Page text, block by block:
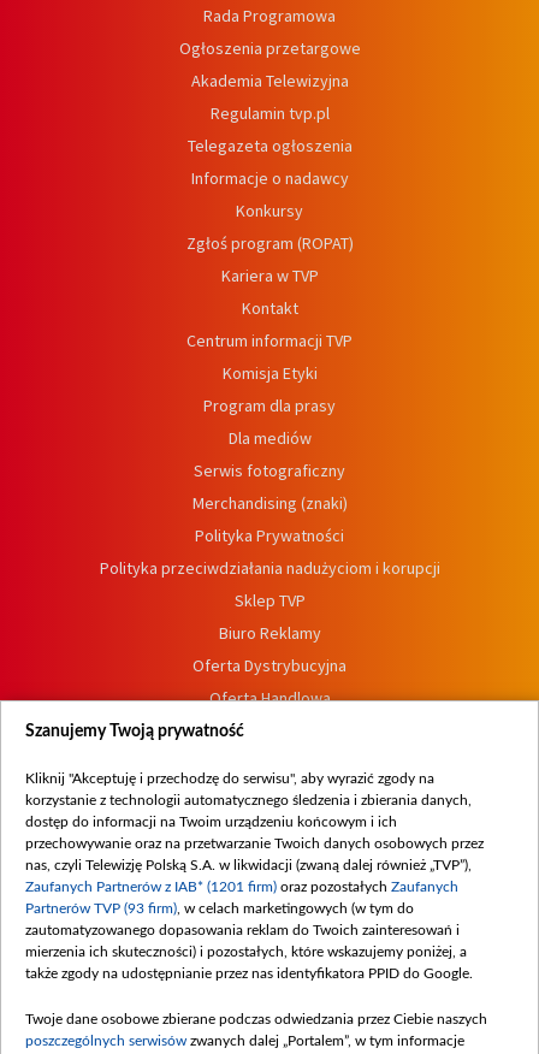
Rada Programowa
Ogłoszenia przetargowe
Akademia Telewizyjna
Regulamin tvp.pl
Telegazeta ogłoszenia
Informacje o nadawcy
Konkursy
Zgłoś program (ROPAT)
Kariera w TVP
Kontakt
Centrum informacji TVP
Komisja Etyki
Program dla prasy
Dla mediów
Serwis fotograficzny
Merchandising (znaki)
Polityka Prywatności
Polityka przeciwdziałania nadużyciom i korupcji
Sklep TVP
Biuro Reklamy
Oferta Dystrybucyjna
Oferta Handlowa
Dostępność
Procedura zgłoszeń wewnętrznych
Szanujemy Twoją prywatność
Kliknij "Akceptuję i przechodzę do serwisu", aby wyrazić zgody na
korzystanie z technologii automatycznego śledzenia i zbierania danych,
dostęp do informacji na Twoim urządzeniu końcowym i ich
przechowywanie oraz na przetwarzanie Twoich danych osobowych przez
nas, czyli Telewizję Polską S.A. w likwidacji (zwaną dalej również „TVP”),
Zaufanych Partnerów z IAB* (1201 firm) oraz pozostałych Zaufanych
Partnerów TVP (93 firm) , w celach marketingowych (w tym do
zautomatyzowanego dopasowania reklam do Twoich zainteresowań i
mierzenia ich skuteczności) i pozostałych, które wskazujemy poniżej, a
także zgody na udostępnianie przez nas identyfikatora PPID do Google.
Twoje dane osobowe zbierane podczas odwiedzania przez Ciebie naszych
poszczególnych serwisów zwanych dalej „Portalem”, w tym informacje